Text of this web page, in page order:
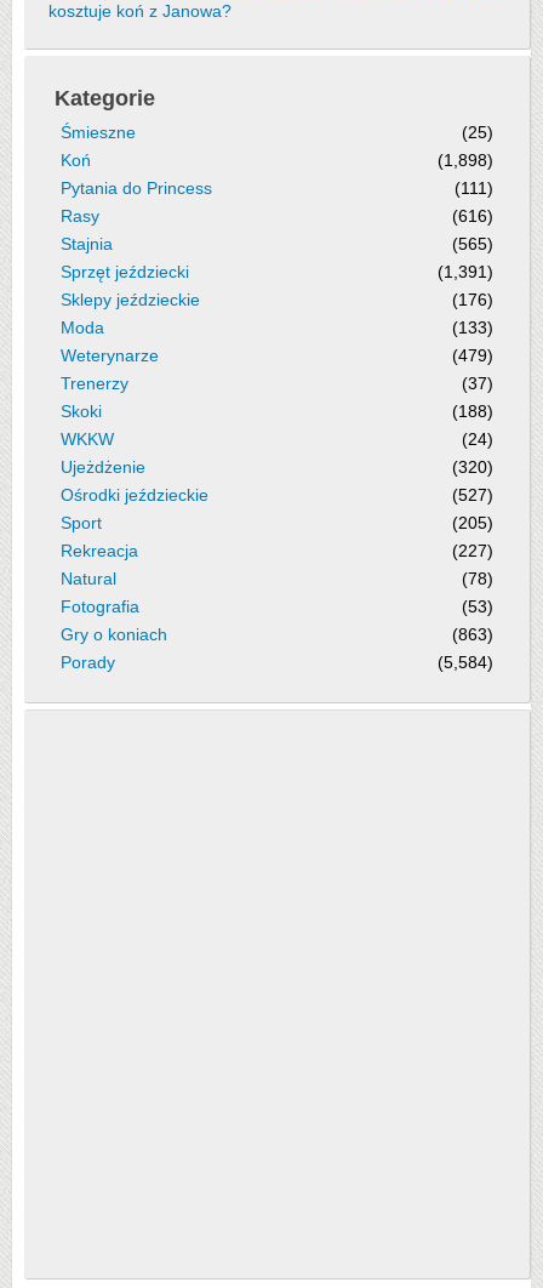
kosztuje koń z Janowa?
Kategorie
Śmieszne
(25)
Koń
(1,898)
Pytania do Princess
(111)
Rasy
(616)
Stajnia
(565)
Sprzęt jeździecki
(1,391)
Sklepy jeździeckie
(176)
Moda
(133)
Weterynarze
(479)
Trenerzy
(37)
Skoki
(188)
WKKW
(24)
Ujeżdżenie
(320)
Ośrodki jeździeckie
(527)
Sport
(205)
Rekreacja
(227)
Natural
(78)
Fotografia
(53)
Gry o koniach
(863)
Porady
(5,584)